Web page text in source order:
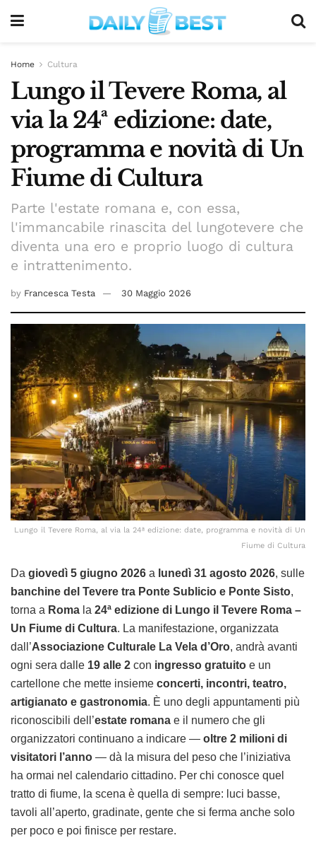
Home Cultura
Lungo il Tevere Roma, al
via la 24ª edizione: date,
programma e novità di Un
Fiume di Cultura
Parte l'estate romana e, con essa,
l'immancabile rinascita del lungotevere che
diventa una ero e proprio luogo di cultura
e intrattenimento.
by Francesca Testa 30 Maggio 2026
Lungo il Tevere Roma, al via la 24ª edizione: date, programma e novità di Un
Fiume di Cultura
Da giovedì 5 giugno 2026 a lunedì 31 agosto 2026, sulle
banchine del Tevere tra Ponte Sublicio e Ponte Sisto,
torna a Roma la 24ª edizione di Lungo il Tevere Roma –
Un Fiume di Cultura. La manifestazione, organizzata
dall’Associazione Culturale La Vela d’Oro, andrà avanti
ogni sera dalle 19 alle 2 con ingresso gratuito e un
cartellone che mette insieme concerti, incontri, teatro,
artigianato e gastronomia. È uno degli appuntamenti più
riconoscibili dell’estate romana e il numero che gli
organizzatori continuano a indicare — oltre 2 milioni di
visitatori l’anno — dà la misura del peso che l’iniziativa
ha ormai nel calendario cittadino. Per chi conosce quel
tratto di fiume, la scena è quella di sempre: luci basse,
tavoli all’aperto, gradinate, gente che si ferma anche solo
per poco e poi finisce per restare.